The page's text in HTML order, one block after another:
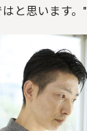
と思います。"